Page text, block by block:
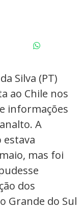
Silva (PT)
ao Chile nos
informações
A
estava
mas foi
dos
Grande do Sul